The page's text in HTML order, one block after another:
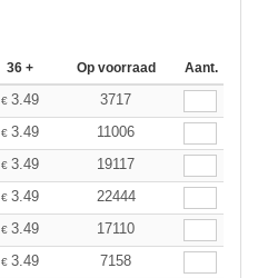
36 + Op voorraad Aant.
€ 3.49
3717
€ 3.49
11006
€ 3.49
19117
€ 3.49
22444
€ 3.49
17110
€ 3.49
7158